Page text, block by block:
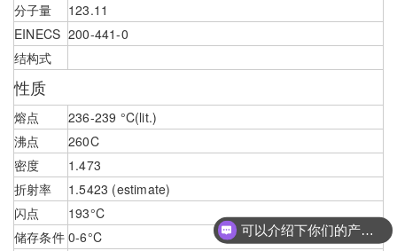
分子量
123.11
EINECS 200-441-0
结构式
性质
熔点
236-239 °C(lit.)
沸点
260C
密度
1.473
折射率
1.5423 (estimate)
闪点
193°C
储存条件 0-6°C
可以介绍下你们的产品么